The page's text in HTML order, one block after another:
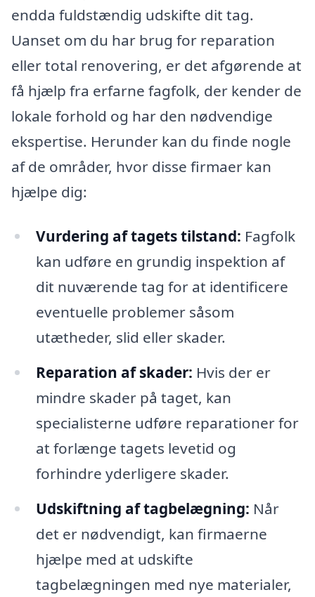
endda fuldstændig udskifte dit tag.
Uanset om du har brug for reparation
eller total renovering, er det afgørende at
få hjælp fra erfarne fagfolk, der kender de
lokale forhold og har den nødvendige
ekspertise. Herunder kan du finde nogle
af de områder, hvor disse firmaer kan
hjælpe dig:
Vurdering af tagets tilstand: Fagfolk
kan udføre en grundig inspektion af
dit nuværende tag for at identificere
eventuelle problemer såsom
utætheder, slid eller skader.
Reparation af skader: Hvis der er
mindre skader på taget, kan
specialisterne udføre reparationer for
at forlænge tagets levetid og
forhindre yderligere skader.
Udskiftning af tagbelægning: Når
det er nødvendigt, kan firmaerne
hjælpe med at udskifte
tagbelægningen med nye materialer,